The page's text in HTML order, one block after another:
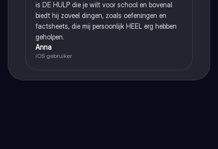
is DE HULP die je wilt voor school en bovenal
biedt hij zoveel dingen, zoals oefeningen en
factsheets, die mij persoonlijk HEEL erg hebben
geholpen.
Anna
iOS gebruiker